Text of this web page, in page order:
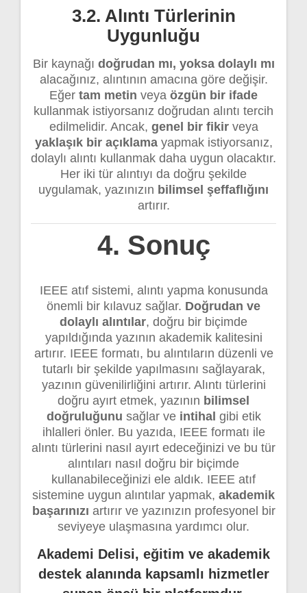
3.2. Alıntı Türlerinin
Uygunluğu
Bir kaynağı doğrudan mı, yoksa dolaylı mı
alacağınız, alıntının amacına göre değişir.
Eğer tam metin veya özgün bir ifade
kullanmak istiyorsanız doğrudan alıntı tercih
edilmelidir. Ancak, genel bir fikirveya
yaklaşık bir açıklamayapmak istiyorsanız,
dolaylı alıntı kullanmak daha uygun olacaktır.
Her iki tür alıntıyı da doğru şekilde
uygulamak, yazınızın bilimsel şeffaflığını
artırır.
4. Sonuç
IEEE atıf sistemi, alıntı yapma konusunda
önemli bir kılavuz sağlar. Doğrudan ve
dolaylı alıntılar, doğru bir biçimde
yapıldığında yazının akademik kalitesini
artırır. IEEE formatı, bu alıntıların düzenli ve
tutarlı bir şekilde yapılmasını sağlayarak,
yazının güvenilirliğini artırır. Alıntı türlerini
doğru ayırt etmek, yazının bilimsel
doğruluğunu sağlar ve intihal gibi etik
ihlalleri önler. Bu yazıda, IEEE formatı ile
alıntı türlerini nasıl ayırt edeceğinizi ve bu tür
alıntıları nasıl doğru bir biçimde
kullanabileceğinizi ele aldık. IEEE atıf
sistemine uygun alıntılar yapmak, akademik
başarınızı artırır ve yazınızın profesyonel bir
seviyeye ulaşmasına yardımcı olur.
Akademi Delisi, eğitim ve akademik
destek alanında kapsamlı hizmetler